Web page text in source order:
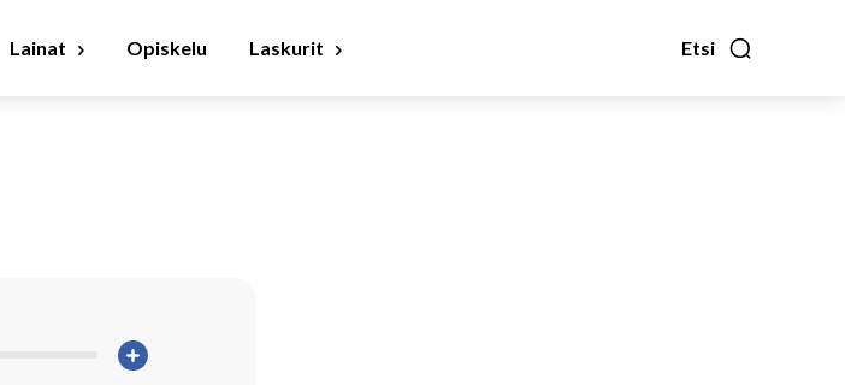
Etsi
Lainat Opiskelu Laskurit